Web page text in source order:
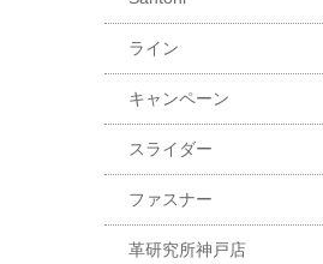
ライン
キャンペーン
スライダー
ファスナー
革研究所神戸店